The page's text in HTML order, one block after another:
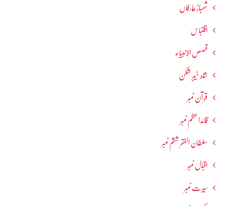
شھبازِ عارفاں
اقتباس
قصص الانبیاء
شاہ خیبر شکن
قرآن نمبر
قائداعظم نمبر
سلطان الفقر ششم نمبر
اقبال نمبر
سیرت نمبر